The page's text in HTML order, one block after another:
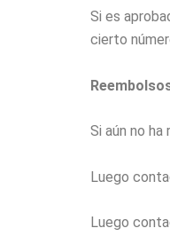
Si es
cierto
Si aún no
Luego
Luego